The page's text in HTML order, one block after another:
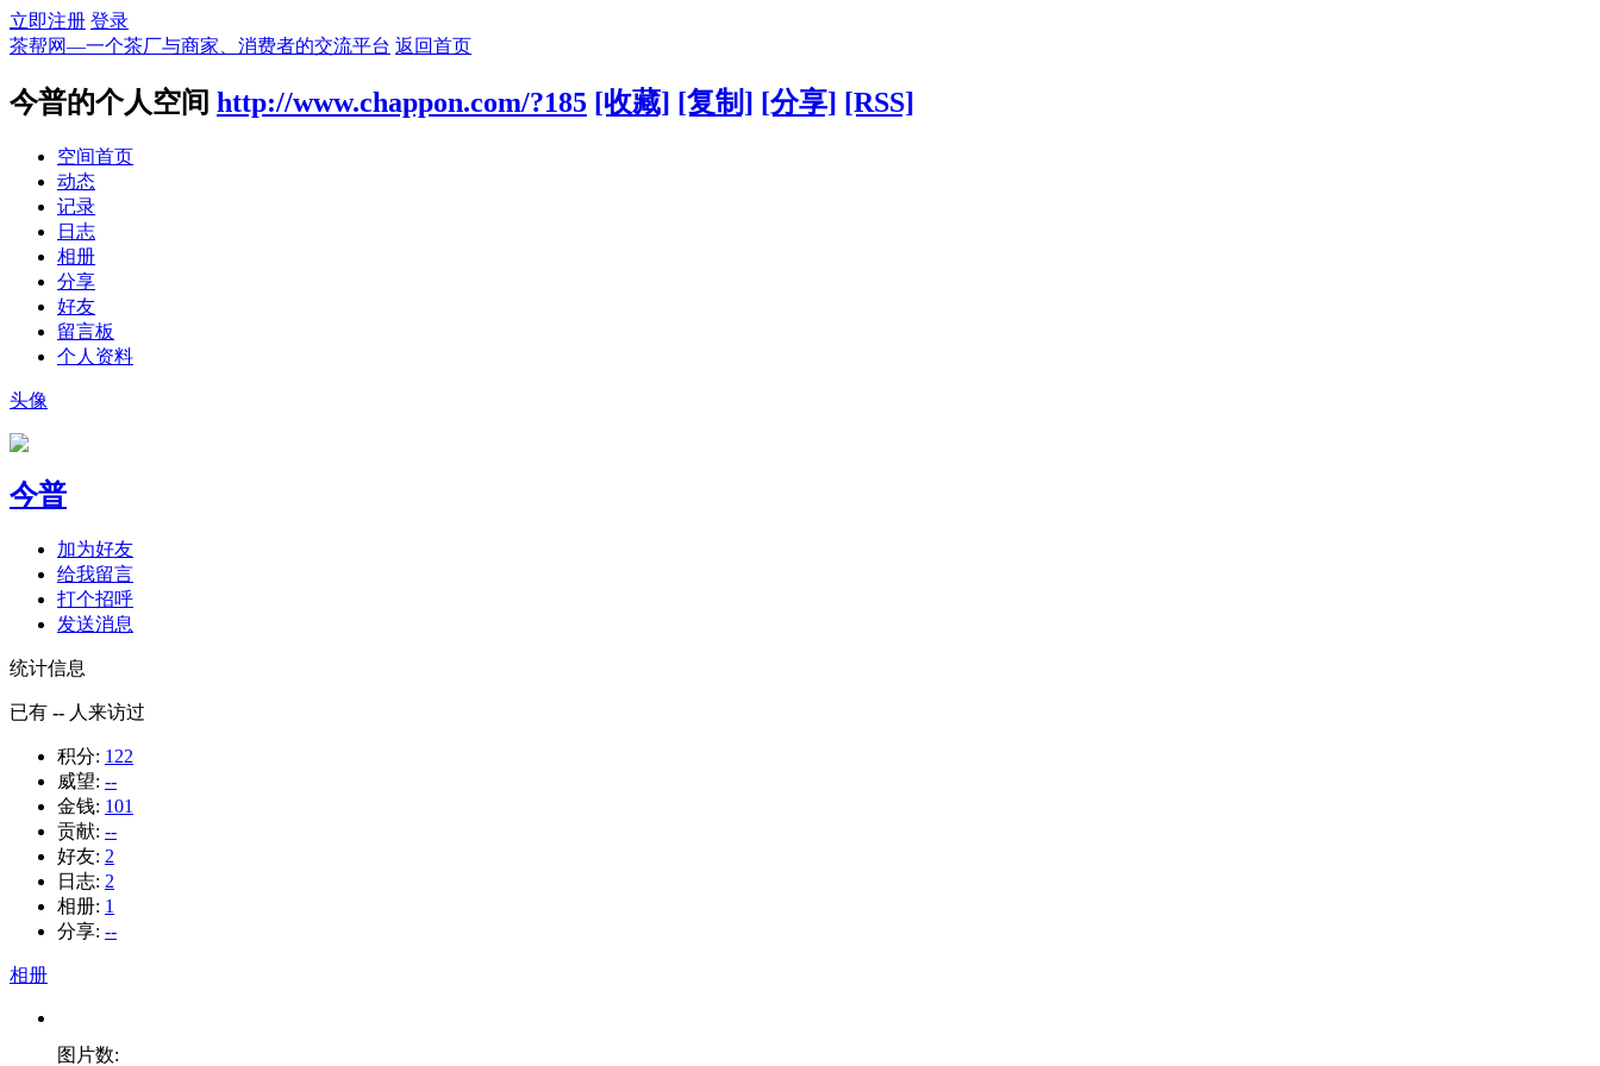
立即注册 登录
茶帮网—一个茶厂与商家、消费者的交流平台 返回首页
今普的个人空间 http://www.chappon.com/?185 [收藏] [复制] [分享] [RSS]
空间首页
动态
记录
日志
相册
分享
好友
留言板
个人资料
头像
今普
加为好友
给我留言
打个招呼
发送消息
统计信息
已有 -- 人来访过
积分: 122
威望: --
金钱: 101
贡献: --
好友: 2
日志: 2
相册: 1
分享: --
相册
图片数: